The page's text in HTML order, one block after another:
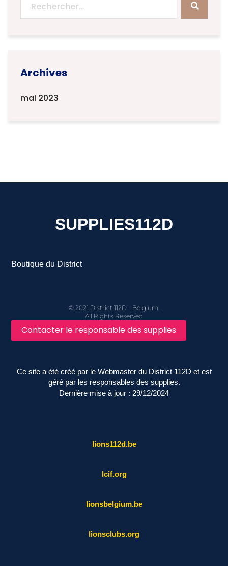
Archives
mai 2023
SUPPLIES112D
Boutique du District
© 2021 District 112D - Belgium.
All Rights Reserved
Contacter le responsable des supplies
Ce site a été créé par le Webmaster du District 112D et est
géré par les responsables des supplies.
Dernière mise à jour : 29/12/2024
lions112d.be
lcif.org
lionsbelgium.be
lionsclubs.org